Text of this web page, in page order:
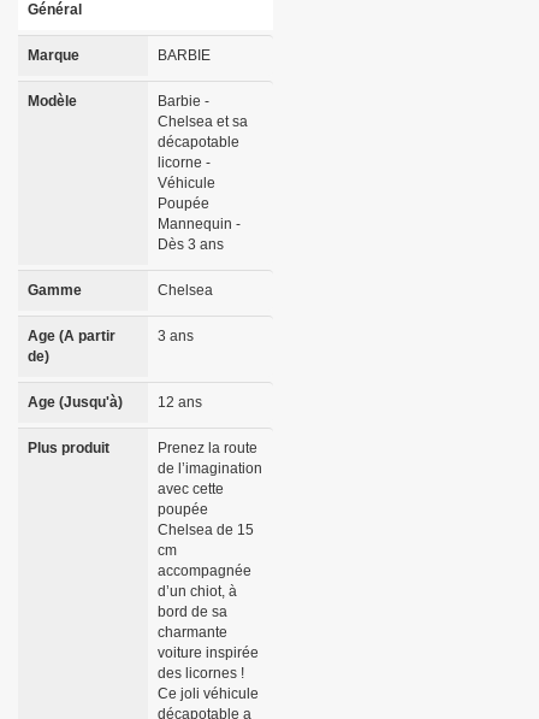
Général
Marque BARBIE
Modèle
Barbie -
Chelsea et sa
décapotable
licorne -
Véhicule
Poupée
Mannequin -
Dès 3 ans
Gamme Chelsea
Age (A partir
de)
3 ans
Age (Jusqu'à) 12 ans
Plus produit
Prenez la route
de l’imagination
avec cette
poupée
Chelsea de 15
cm
accompagnée
d’un chiot, à
bord de sa
charmante
voiture inspirée
des licornes !
Ce joli véhicule
décapotable a